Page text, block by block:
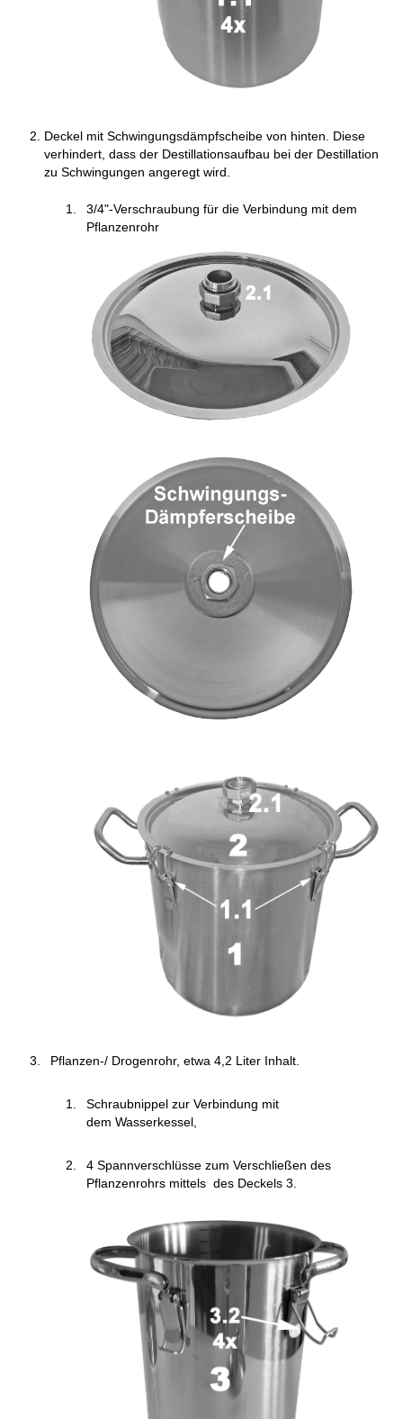
Deckel mit Schwingungsdämpfscheibe von hinten. Diese
verhindert, dass der Destillationsaufbau bei der Destillation
zu Schwingungen angeregt wird.
3/4"-Verschraubung für die Verbindung mit dem
Pflanzenrohr
Pflanzen-/ Drogenrohr, etwa 4,2 Liter Inhalt.
Schraubnippel zur Verbindung mit
dem Wasserkessel,
4 Spannverschlüsse zum Verschließen des
Pflanzenrohrs mittels des Deckels 3.